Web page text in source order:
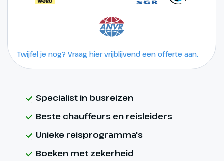
Twijfel je nog? Vraag hier vrijblijvend een offerte aan.
Specialist in busreizen
Beste chauffeurs en reisleiders
Unieke reisprogramma's
Boeken met zekerheid